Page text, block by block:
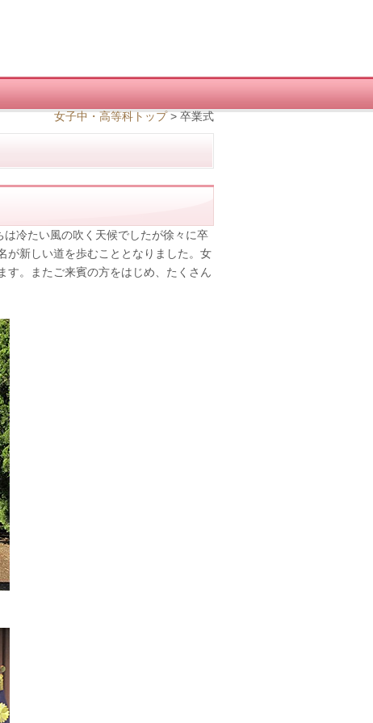
女子中・高等科トップ>卒業式
冷たい風の吹く天候でしたが徐々に卒
が新しい道を歩むこととなりました。女
す。またご来賓の方をはじめ、たくさん